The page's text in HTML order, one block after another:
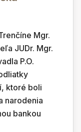
Mgr.
JUDr. Mgr.
P.O.
ktoré boli
narodenia
bankou